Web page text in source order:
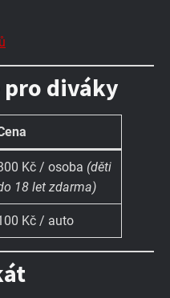
diváky
Kč / osoba (děti
18 let zdarma)
Kč / auto